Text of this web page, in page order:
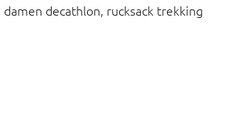
damen decathlon, rucksack trekking